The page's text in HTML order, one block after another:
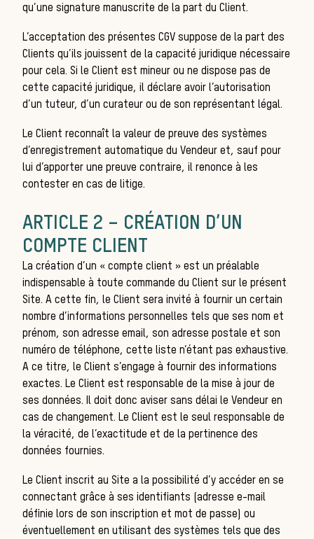
qu’une signature manuscrite de la part du Client.
L’acceptation des présentes CGV suppose de la part des
Clients qu’ils jouissent de la capacité juridique nécessaire
pour cela. Si le Client est mineur ou ne dispose pas de
cette capacité juridique, il déclare avoir l’autorisation
d’un tuteur, d’un curateur ou de son représentant légal.
Le Client reconnaît la valeur de preuve des systèmes
d’enregistrement automatique du Vendeur et, sauf pour
lui d’apporter une preuve contraire, il renonce à les
contester en cas de litige.
ARTICLE 2 – CRÉATION D’UN
COMPTE CLIENT
La création d’un « compte client » est un préalable
indispensable à toute commande du Client sur le présent
Site. A cette fin, le Client sera invité à fournir un certain
nombre d’informations personnelles tels que ses nom et
prénom, son adresse email, son adresse postale et son
numéro de téléphone, cette liste n’étant pas exhaustive.
A ce titre, le Client s’engage à fournir des informations
exactes. Le Client est responsable de la mise à jour de
ses données. Il doit donc aviser sans délai le Vendeur en
cas de changement. Le Client est le seul responsable de
la véracité, de l’exactitude et de la pertinence des
données fournies.
Le Client inscrit au Site a la possibilité d’y accéder en se
connectant grâce à ses identifiants (adresse e-mail
définie lors de son inscription et mot de passe) ou
éventuellement en utilisant des systèmes tels que des